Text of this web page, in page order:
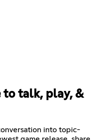
to talk, play, &
into topic-